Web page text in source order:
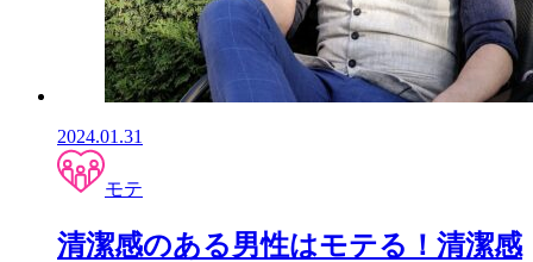
2024.01.31
モテ
清潔感のある男性はモテる！清潔感